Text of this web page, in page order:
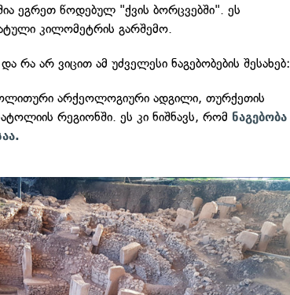
ეგრეთ წოდებულ "ქვის ბორცვებში". ეს
კილომეტრის გარშემო.
რა არ ვიცით ამ უძველესი ნაგებობების შესახებ:
არქეოლოგიური ადგილი, თურქეთის
რეგიონში. ეს კი ნიშნავს, რომ ნაგებობა